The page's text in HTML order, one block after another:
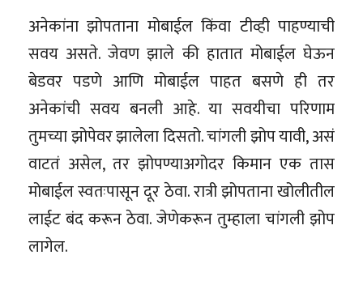
अनेकांना झोपताना मोबाईल किंवा टीव्ही पाहण्याची
सवय असते. जेवण झाले की हातात मोबाईल घेऊन
बेडवर पडणे आणि मोबाईल पाहत बसणे ही तर
अनेकांची सवय बनली आहे. या सवयीचा परिणाम
तुमच्या झोपेवर झालेला दिसतो. चांगली झोप यावी, असं
वाटतं असेल, तर झोपण्याअगोदर किमान एक तास
मोबाईल स्वतःपासून दूर ठेवा. रात्री झोपताना खोलीतील
लाईट बंद करून ठेवा. जेणेकरून तुम्हाला चांगली झोप
लागेल.